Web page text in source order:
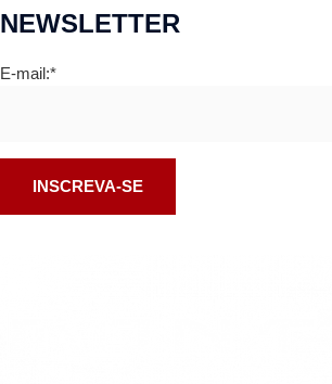
NEWSLETTER
E-mail:*